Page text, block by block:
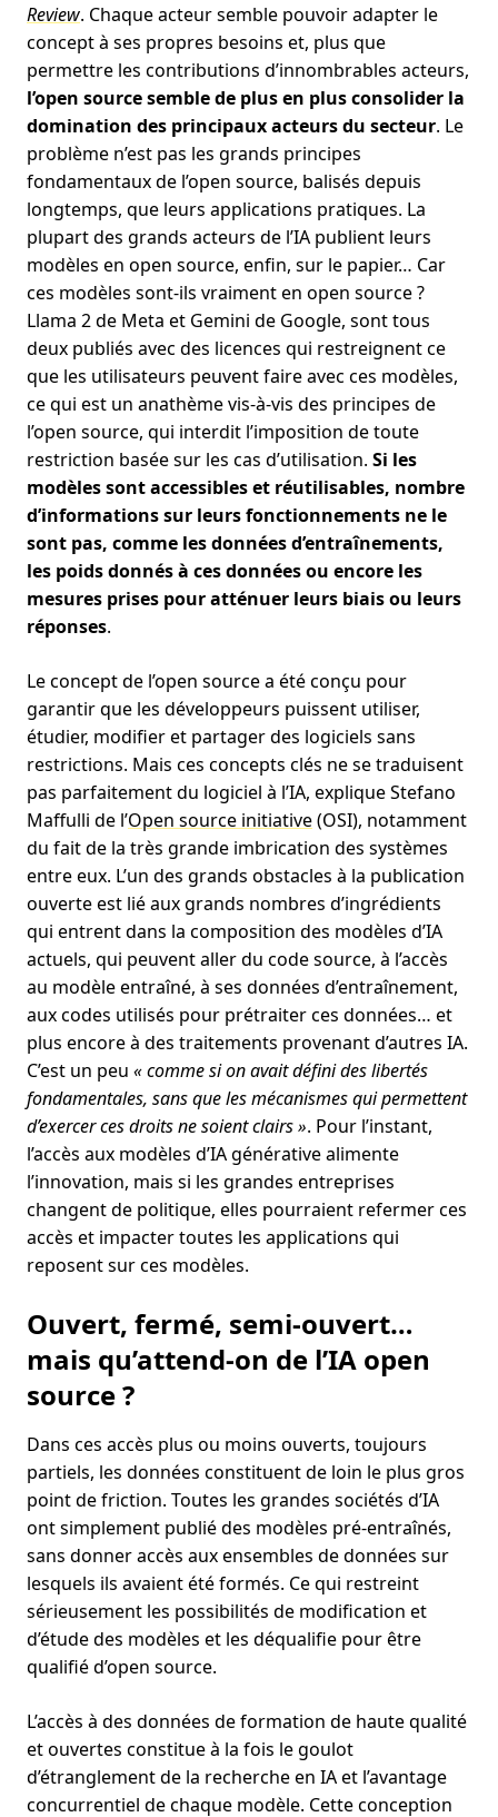
Review. Chaque acteur semble pouvoir adapter le
concept à ses propres besoins et, plus que
permettre les contributions d’innombrables acteurs,
l’open source semble de plus en plus consolider la
domination des principaux acteurs du secteur. Le
problème n’est pas les grands principes
fondamentaux de l’open source, balisés depuis
longtemps, que leurs applications pratiques. La
plupart des grands acteurs de l’IA publient leurs
modèles en open source, enfin, sur le papier… Car
ces modèles sont-ils vraiment en open source ?
Llama 2 de Meta et Gemini de Google, sont tous
deux publiés avec des licences qui restreignent ce
que les utilisateurs peuvent faire avec ces modèles,
ce qui est un anathème vis-à-vis des principes de
l’open source, qui interdit l’imposition de toute
restriction basée sur les cas d’utilisation. Si les
modèles sont accessibles et réutilisables, nombre
d’informations sur leurs fonctionnements ne le
sont pas, comme les données d’entraînements,
les poids donnés à ces données ou encore les
mesures prises pour atténuer leurs biais ou leurs
réponses.
Le concept de l’open source a été conçu pour
garantir que les développeurs puissent utiliser,
étudier, modifier et partager des logiciels sans
restrictions. Mais ces concepts clés ne se traduisent
pas parfaitement du logiciel à l’IA, explique Stefano
Maffulli de l’Open source initiative(OSI), notamment
du fait de la très grande imbrication des systèmes
entre eux. L’un des grands obstacles à la publication
ouverte est lié aux grands nombres d’ingrédients
qui entrent dans la composition des modèles d’IA
actuels, qui peuvent aller du code source, à l’accès
au modèle entraîné, à ses données d’entraînement,
aux codes utilisés pour prétraiter ces données… et
plus encore à des traitements provenant d’autres IA.
C’est un peu « comme si on avait défini des libertés
fondamentales, sans que les mécanismes qui permettent
d’exercer ces droits ne soient clairs ». Pour l’instant,
l’accès aux modèles d’IA générative alimente
l’innovation, mais si les grandes entreprises
changent de politique, elles pourraient refermer ces
accès et impacter toutes les applications qui
reposent sur ces modèles.
Ouvert, fermé, semi-ouvert…
mais qu’attend-on de l’IA open
source ?
Dans ces accès plus ou moins ouverts, toujours
partiels, les données constituent de loin le plus gros
point de friction. Toutes les grandes sociétés d’IA
ont simplement publié des modèles pré-entraînés,
sans donner accès aux ensembles de données sur
lesquels ils avaient été formés. Ce qui restreint
sérieusement les possibilités de modification et
d’étude des modèles et les déqualifie pour être
qualifié d’open source.
L’accès à des données de formation de haute qualité
et ouvertes constitue à la fois le goulot
d’étranglement de la recherche en IA et l’avantage
concurrentiel de chaque modèle. Cette conception